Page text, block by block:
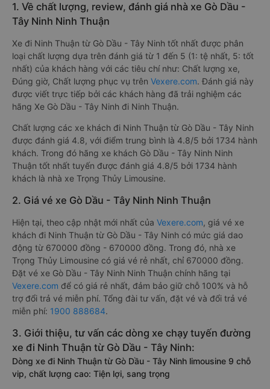
1. Về chất lượng, review, đánh giá nhà xe Gò Dầu -
Tây Ninh Ninh Thuận
Xe đi Ninh Thuận từ Gò Dầu - Tây Ninh tốt nhất được phân
loại chất lượng dựa trên đánh giá từ 1 đến 5 (1: tệ nhất, 5: tốt
nhất) của khách hàng với các tiêu chí như: Chất lượng xe,
Đúng giờ, Chất lượng phục vụ trên Vexere.com. Đánh giá này
được viết trực tiếp bởi các khách hàng đã trải nghiệm các
hãng Xe Gò Dầu - Tây Ninh đi Ninh Thuận.
Chất lượng các xe khách đi Ninh Thuận từ Gò Dầu - Tây Ninh
được đánh giá 4.8, với điểm trung bình là 4.8/5 bởi 1734 hành
khách. Trong đó hãng xe khách Gò Dầu - Tây Ninh Ninh
Thuận tốt nhất tuyến được đánh giá 4.8/5 bởi 1734 hành
khách là nhà xe Trọng Thủy Limousine.
2. Giá vé xe Gò Dầu - Tây Ninh Ninh Thuận
Hiện tại, theo cập nhật mới nhất của Vexere.com, giá vé xe
khách đi Ninh Thuận từ Gò Dầu - Tây Ninh có mức giá dao
động từ 670000 đồng - 670000 đồng. Trong đó, nhà xe
Trọng Thủy Limousine có giá vé rẻ nhất, chỉ 670000 đồng.
Đặt vé xe Gò Dầu - Tây Ninh Ninh Thuận chính hãng tại
Vexere.com để có giá rẻ nhất, đảm bảo giữ chỗ 100% và hỗ
trợ đổi trả vé miễn phí. Tổng đài tư vấn, đặt vé và đổi trả vé
miễn phí: 1900 888684.
3. Giới thiệu, tư vấn các dòng xe chạy tuyến đường
xe đi Ninh Thuận từ Gò Dầu - Tây Ninh:
Dòng xe đi Ninh Thuận từ Gò Dầu - Tây Ninh limousine 9 chỗ
vip, chất lượng cao: Tiện lợi, sang trọng